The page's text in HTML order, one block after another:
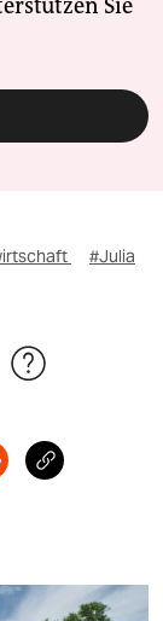
Sie
#Julia